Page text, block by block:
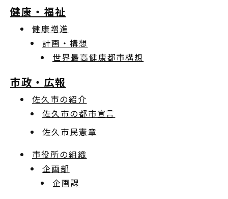
健康・福祉
健康増進
計画・構想
世界最高健康都市構想
市政・広報
佐久市の紹介
佐久市の都市宣言
佐久市民憲章
市役所の組織
企画部
企画課